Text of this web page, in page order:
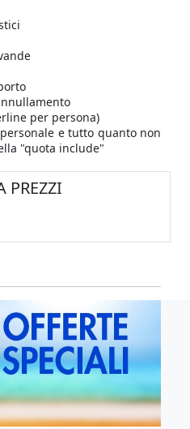
per persona)
e tutto quanto non
"quota include"
PREZZI